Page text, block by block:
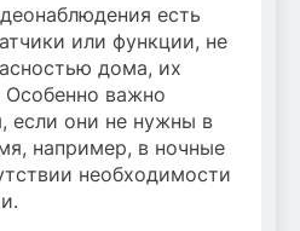
есть
или функции, не
дома, их
важно
если они не нужны в
например, в ночные
необходимости